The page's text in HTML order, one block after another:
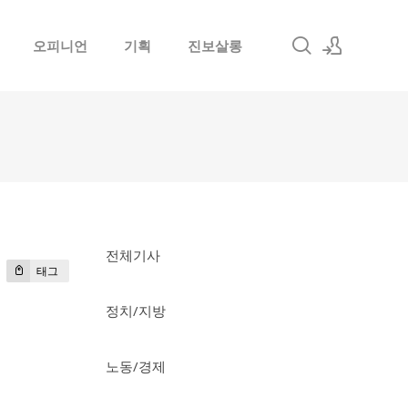
오피니언 기획 진보살롱
전체기사
정치/지방
노동/경제
태그